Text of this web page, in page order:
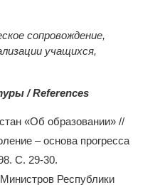
сопровождение,
учащихся,
/ References
«Об образовании» //
– основа прогресса
С. 29-30.
Республики